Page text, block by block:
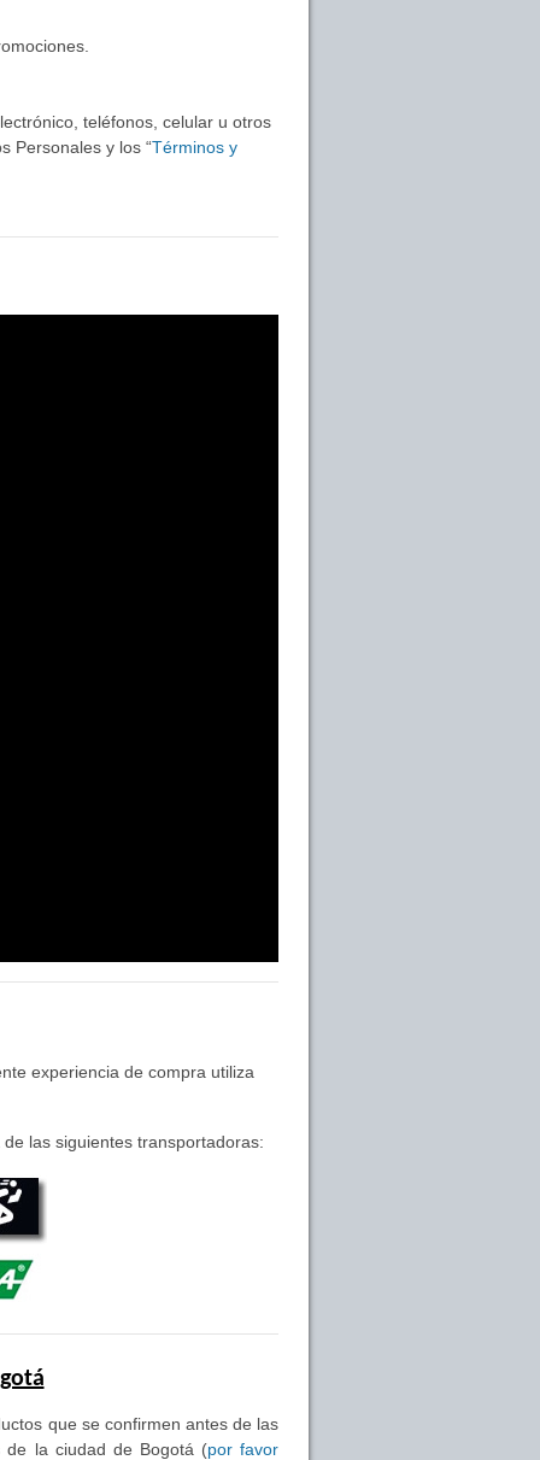
teléfonos, celular u otros
Personales y los “Términos y
experiencia de compra utiliza
las siguientes transportadoras:
que se confirmen antes de las
de la ciudad de Bogotá (por favor